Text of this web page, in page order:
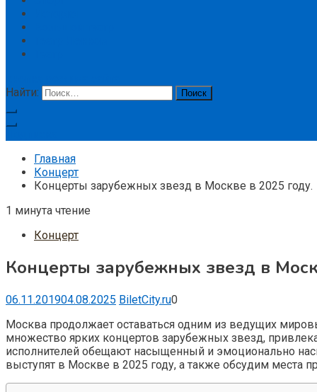
Найти:
Главная
Концерт
Концерты зарубежных звезд в Москве в 2025 году.
1 минута чтение
Концерт
Концерты зарубежных звезд в
06.11.201904.08.2025 BiletCity.ru0
Москва продолжает оставаться одним из ведущих
множество ярких концертов зарубежных звезд,
исполнителей обещают насыщенный и эмоционально
выступят в Москве в 2025 году, а также обсудим места